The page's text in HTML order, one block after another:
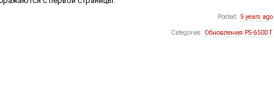
Posted: 5 years ago
Categories: Обновления PS-650DT